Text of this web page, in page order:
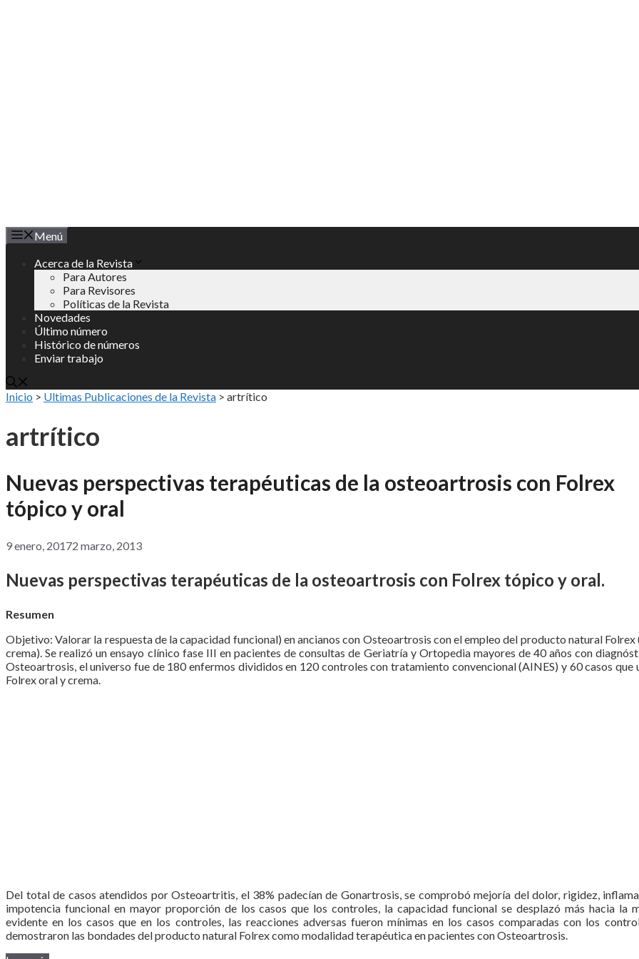
Menú
Acerca de la Revista
Para Autores
Para Revisores
Políticas de la Revista
Novedades
Último número
Histórico de números
Enviar trabajo
Inicio > Ultimas Publicaciones de la Revista > artrítico
artrítico
Nuevas perspectivas terapéuticas de la osteoartrosis con Folrex
tópico y oral
9 enero, 20172 marzo, 2013
Nuevas perspectivas terapéuticas de la osteoartrosis con Folrex tópico y oral.
Resumen
Objetivo: Valorar la respuesta de la capacidad funcional) en ancianos con Osteoartrosis con el empleo del producto natural Folrex
crema). Se realizó un ensayo clínico fase III en pacientes de consultas de Geriatría y Ortopedia mayores de 40 años con
Osteoartrosis, el universo fue de 180 enfermos divididos en 120 controles con tratamiento convencional (AINES) y 60 casos que
Folrex oral y crema.
Del total de casos atendidos por Osteoartritis, el 38% padecían de Gonartrosis, se comprobó mejoría del dolor, rigidez,
impotencia funcional en mayor proporción de los casos que los controles, la capacidad funcional se desplazó más hacia la
evidente en los casos que en los controles, las reacciones adversas fueron mínimas en los casos comparadas con los
demostraron las bondades del producto natural Folrex como modalidad terapéutica en pacientes con Osteoartrosis.